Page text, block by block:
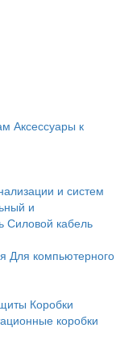
Аксессуары к
и систем
и
Силовой кабель
Для компьютерного
Коробки
коробки